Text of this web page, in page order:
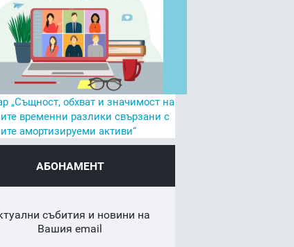
„Същност, обхват и значимост на
временни разлики свързани с
амортизируеми активи“
АБОНАМЕНТ
събития и новини на
Вашия email